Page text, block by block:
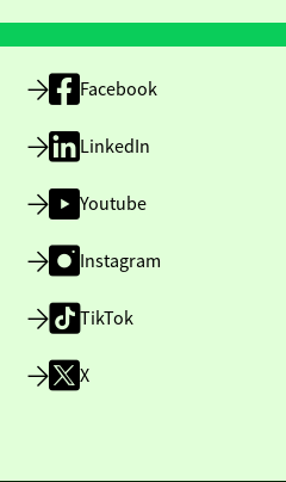
Facebook
LinkedIn
Youtube
Instagram
TikTok
X